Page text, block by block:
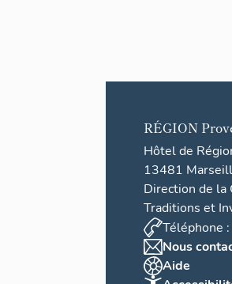
RÉGION
Hôtel de
13481
Direction de la
Traditions et
Téléphone
Nous
Aide